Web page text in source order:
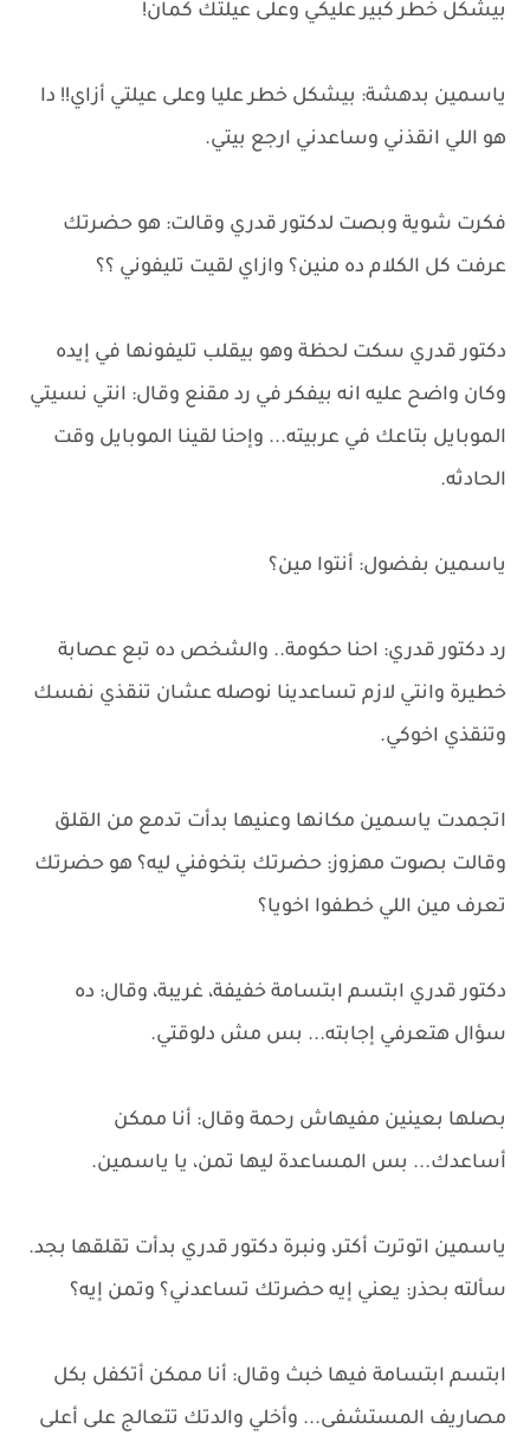
بيشكل خطر كبير عليكي وعلى عيلتك كمان!
ياسمين بدهشة: بيشكل خطر عليا وعلى عيلتي أزاي!! دا
هو اللي انقذني وساعدني ارجع بيتي.
فكرت شوية وبصت لدكتور قدري وقالت: هو حضرتك
عرفت كل الكلام ده منين؟ وازاي لقيت تليفوني ؟؟
دكتور قدري سكت لحظة وهو بيقلب تليفونها في إيده
وكان واضح عليه انه بيفكر في رد مقنع وقال: انتي نسيتي
الموبايل بتاعك في عربيته... وإحنا لقينا الموبايل وقت
الحادثه.
ياسمين بفضول: أنتوا مين؟
رد دكتور قدري: احنا حكومة.. والشخص ده تبع عصابة
خطيرة وانتي لازم تساعدينا نوصله عشان تنقذي نفسك
وتنقذي اخوكي.
اتجمدت ياسمين مكانها وعنيها بدأت تدمع من القلق
وقالت بصوت مهزوز: حضرتك بتخوفني ليه؟ هو حضرتك
تعرف مين اللي خطفوا اخويا؟
دكتور قدري ابتسم ابتسامة خفيفة، غريبة، وقال: ده
سؤال هتعرفي إجابته... بس مش دلوقتي.
بصلها بعينين مفيهاش رحمة وقال: أنا ممكن
أساعدك... بس المساعدة ليها تمن، يا ياسمين.
ياسمين اتوترت أكتر، ونبرة دكتور قدري بدأت تقلقها بجد.
سألته بحذر: يعني إيه حضرتك تساعدني؟ وتمن إيه؟
ابتسم ابتسامة فيها خبث وقال: أنا ممكن أتكفل بكل
مصاريف المستشفى... وأخلي والدتك تتعالج على أعلى